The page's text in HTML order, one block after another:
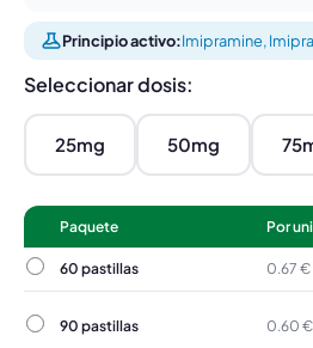
Principio activo:Imipramine,
Seleccionar dosis:
25mg 50mg
Paquete Por
60 pastillas
60 pastillas 0.67 €
90 pastillas
90 pastillas 0.60 €